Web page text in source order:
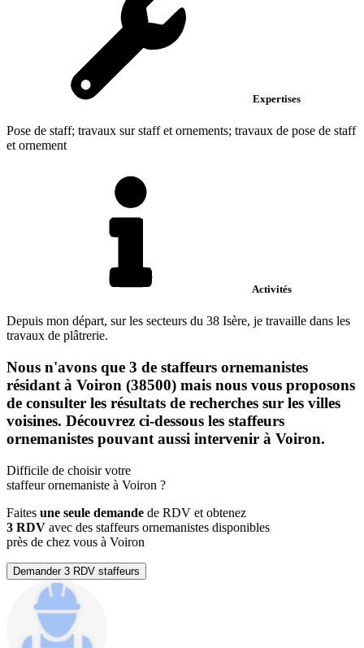
Expertises
Pose de staff; travaux sur staff et ornements; travaux de pose de staff
et ornement
Activités
Depuis mon départ, sur les secteurs du 38 Isère, je travaille dans les
travaux de plâtrerie.
Nous n'avons que 3 de staffeurs ornemanistes
résidant à Voiron (38500) mais nous vous proposons
de consulter les résultats de recherches sur les villes
voisines. Découvrez ci-dessous les staffeurs
ornemanistes pouvant aussi intervenir à Voiron.
Difficile de choisir votre
staffeur ornemaniste à Voiron ?
Faites une seule demande de RDV et obtenez
3 RDV avec des staffeurs ornemanistes disponibles
près de chez vous à Voiron
Demander 3 RDV staffeurs